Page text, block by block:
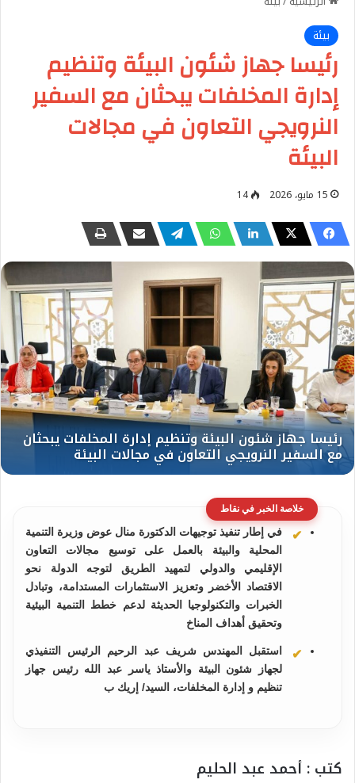
بيئة
رئيسا جهاز شئون البيئة وتنظيم
إدارة المخلفات يبحثان مع السفير
النرويجي التعاون في مجالات
البيئة
15 مايو، 2026 14
خلاصة الخبر في نقاط
في إطار تنفيذ توجيهات الدكتورة منال عوض وزيرة التنمية
المحلية والبيئة بالعمل على توسيع مجالات التعاون
الإقليمي والدولي لتمهيد الطريق لتوجه الدولة نحو
الاقتصاد الأخضر وتعزيز الاستثمارات المستدامة، وتبادل
الخبرات والتكنولوجيا الحديثة لدعم خطط التنمية البيئية
وتحقيق أهداف المناخ
استقبل المهندس شريف عبد الرحيم الرئيس التنفيذي
لجهاز شئون البيئة والأستاذ ياسر عبد الله رئيس جهاز
تنظيم و إدارة المخلفات، السيد/ إريك ب
كتب : أحمد عبد الحليم